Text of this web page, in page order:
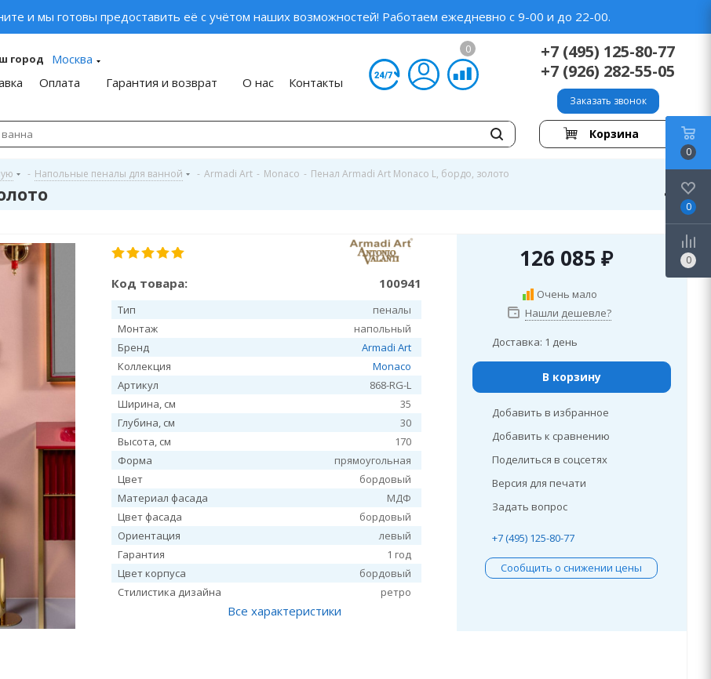
и мы готовы предоставить её с учётом наших возможностей! Работаем ежедневно с 9-00 и до 22-00.
город
Москва
Оплата Гарантия и возврат О нас Контакты
0
+7 (495) 125-80-77
+7 (926) 282-55-05
Заказать звонок
Корзина
- Напольные пеналы для ванной - Armadi Art - Monaco - Пенал Armadi Art Monaco L, бордо, золото
Код товара: 100941
Тип
пеналы
Монтаж
напольный
Бренд
Armadi Art
Коллекция
Monaco
Артикул
868-RG-L
Ширина, см
35
Глубина, см
30
Высота, см
170
Форма
прямоугольная
Цвет
бордовый
Материал фасада
МДФ
Цвет фасада
бордовый
Ориентация
левый
Гарантия
1 год
Цвет корпуса
бордовый
Стилистика дизайна
ретро
Все характеристики
126 085 ₽
Очень мало
Нашли дешевле?
Доставка: 1 день
В корзину
Добавить в избранное
Добавить к сравнению
Поделиться в соцсетях
Версия для печати
Задать вопрос
+7 (495) 125-80-77
Сообщить о снижении цены
0
0
0